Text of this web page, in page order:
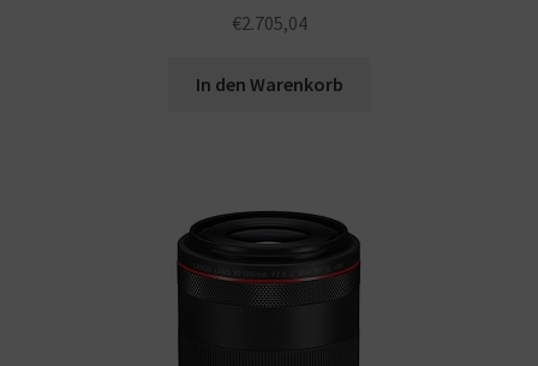
€2.705,04
In den Warenkorb